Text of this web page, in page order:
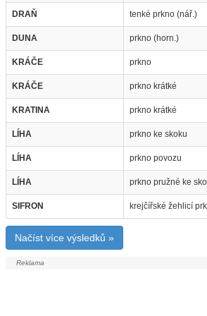
DRAŇ tenké prkno (nář.)
DUNA prkno (horn.)
KRÁČE prkno
KRÁČE prkno krátké
KRATINA prkno krátké
LÍHA prkno ke skoku
LÍHA prkno povozu
LÍHA prkno pružné ke
SIFRON krejčířské žehlicí
Načíst více výsledků »